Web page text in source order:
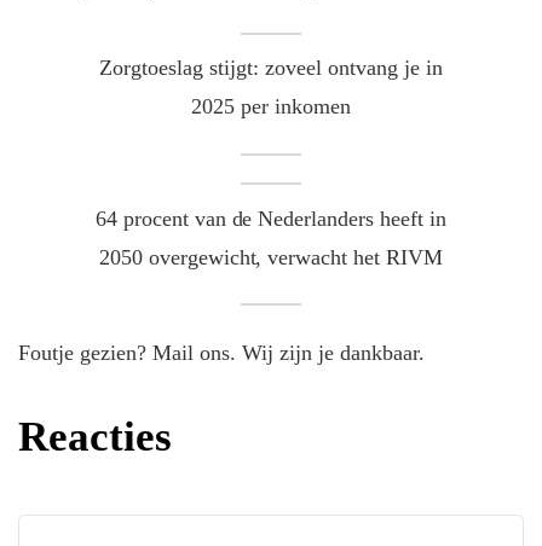
Zorgtoeslag stijgt: zoveel ontvang je in
2025 per inkomen
64 procent van de Nederlanders heeft in
2050 overgewicht, verwacht het RIVM
Foutje gezien? Mail ons. Wij zijn je dankbaar.
Reacties